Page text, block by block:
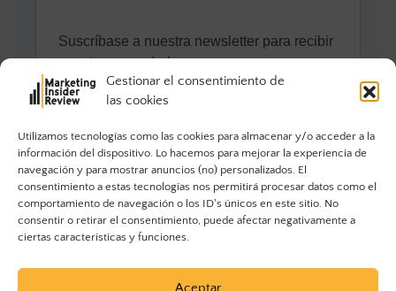
Gestionar el consentimiento de
las cookies
Utilizamos tecnologías como las cookies para almacenar y/o acceder a la
información del dispositivo. Lo hacemos para mejorar la experiencia de
navegación y para mostrar anuncios (no) personalizados. El
consentimiento a estas tecnologías nos permitirá procesar datos como el
comportamiento de navegación o los ID's únicos en este sitio. No
consentir o retirar el consentimiento, puede afectar negativamente a
ciertas características y funciones.
Aceptar